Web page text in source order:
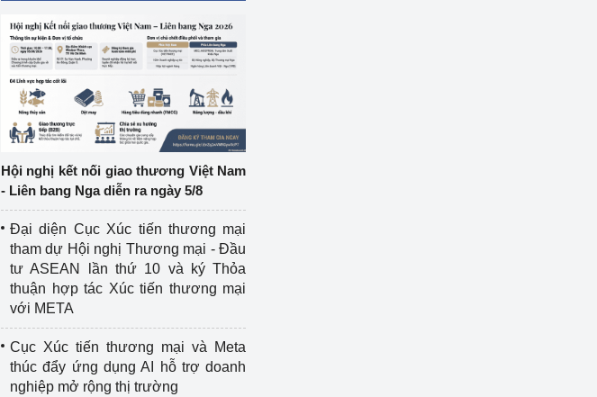
Hội nghị kết nối giao thương Việt Nam
- Liên bang Nga diễn ra ngày 5/8
Đại diện Cục Xúc tiến thương mại
tham dự Hội nghị Thương mại - Đầu
tư ASEAN lần thứ 10 và ký Thỏa
thuận hợp tác Xúc tiến thương mại
với META
Cục Xúc tiến thương mại và Meta
thúc đẩy ứng dụng AI hỗ trợ doanh
nghiệp mở rộng thị trường